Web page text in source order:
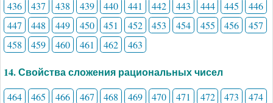
436
437 438 439 440 441 442 443 444 445
446
447
448 449 450 451 452 453 454 455 456
457
458
459 460 461 462 463
14. Свойства сложения рациональных чисел
464 465 466 467 468 469 470 471 472 473
474